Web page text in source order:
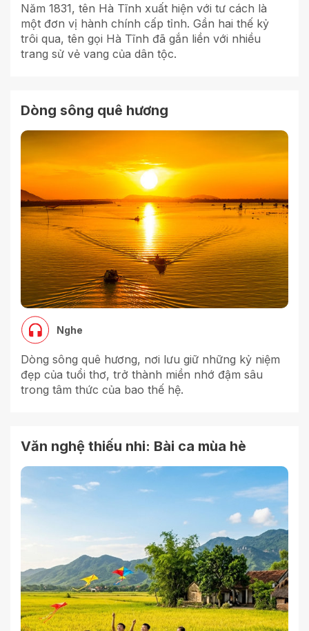
Năm 1831, tên Hà Tĩnh xuất hiện với tư cách là
một đơn vị hành chính cấp tỉnh. Gần hai thế kỷ
trôi qua, tên gọi Hà Tĩnh đã gắn liền với nhiều
trang sử vẻ vang của dân tộc.
Dòng sông quê hương
Nghe
Dòng sông quê hương, nơi lưu giữ những kỷ niệm
đẹp của tuổi thơ, trở thành miền nhớ đậm sâu
trong tâm thức của bao thế hệ.
Văn nghệ thiếu nhi: Bài ca mùa hè